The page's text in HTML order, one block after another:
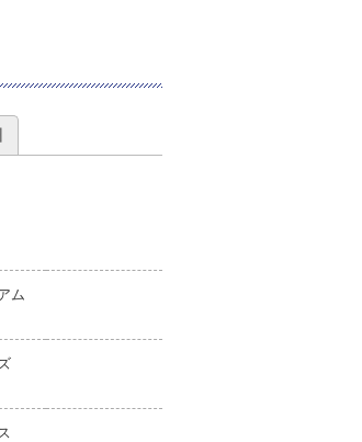
ム